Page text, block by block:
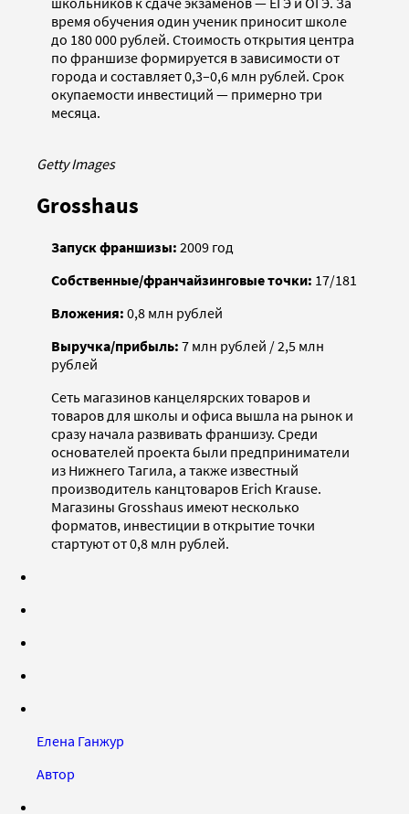
время обучения один ученик приносит школе
до 180 000 рублей. Стоимость открытия центра
по франшизе формируется в зависимости от
города и составляет 0,3–0,6 млн рублей. Срок
окупаемости инвестиций — примерно три
месяца.
Getty Images
Grosshaus
Запуск франшизы: 2009 год
Собственные/франчайзинговые точки: 17/181
Вложения: 0,8 млн рублей
Выручка/прибыль: 7 млн рублей / 2,5 млн
рублей
Сеть магазинов канцелярских товаров и
товаров для школы и офиса вышла на рынок и
сразу начала развивать франшизу. Среди
основателей проекта были предприниматели
из Нижнего Тагила, а также известный
производитель канцтоваров Erich Krause.
Магазины Grosshaus имеют несколько
форматов, инвестиции в открытие точки
стартуют от 0,8 млн рублей.
Елена Ганжур
Автор